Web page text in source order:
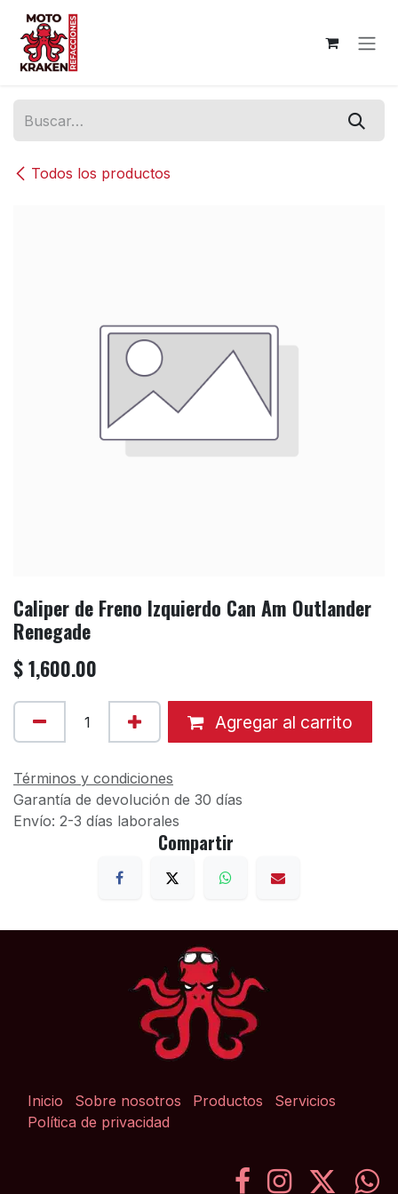
Ir al contenido
Todos los productos
Caliper de Freno Izquierdo Can Am Outlander
Renegade
$1,600.00
Agregar al carrito
Términos y condiciones
Garantía de devolución de 30 días
Envío: 2-3 días laborales
Compartir
Inicio Sobre nosotros Productos
Servicios
Política de privacidad